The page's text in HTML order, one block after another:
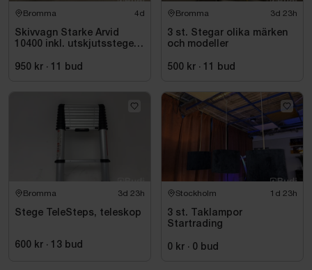
Bromma 4d
Skivvagn Starke Arvid
10400 inkl. utskjutsstege
950 kr · 11 bud
Bromma 3d 23h
3 st. Stegar olika märken
och modeller
500 kr · 11 bud
Bromma 3d 23h
Stege TeleSteps, teleskop
600 kr · 13 bud
Stockholm 1d 23h
3 st. Taklampor
Startrading
0 kr · 0 bud